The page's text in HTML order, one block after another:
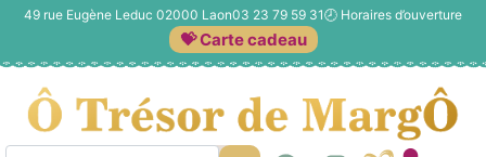
49 rue Eugène Leduc 02000 Laon03 23 79 59 31🕗 Horaires d’ouverture
💝 Carte cadeau